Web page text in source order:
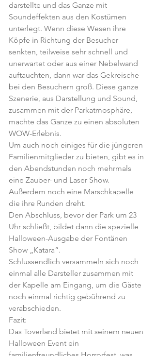
darstellte und das Ganze mit
Soundeffekten aus den Kostümen
unterlegt. Wenn diese Wesen ihre
Köpfe in Richtung der Besucher
senkten, teilweise sehr schnell und
unerwartet oder aus einer Nebelwand
auftauchten, dann war das Gekreische
bei den Besuchern groß. Diese ganze
Szenerie, aus Darstellung und Sound,
zusammen mit der Parkatmosphäre,
machte das Ganze zu einen absoluten
WOW-Erlebnis.
Um auch noch einiges für die jüngeren
Familienmitglieder zu bieten, gibt es in
den Abendstunden noch mehrmals
eine Zauber- und Laser Show.
Außerdem noch eine Marschkapelle
die ihre Runden dreht.
Den Abschluss, bevor der Park um 23
Uhr schließt, bildet dann die spezielle
Halloween-Ausgabe der Fontänen
Show „Katara“.
Schlussendlich versammeln sich noch
einmal alle Darsteller zusammen mit
der Kapelle am Eingang, um die Gäste
noch einmal richtig gebührend zu
verabschieden.
Fazit:
Das Toverland bietet mit seinem neuen
Halloween Event ein